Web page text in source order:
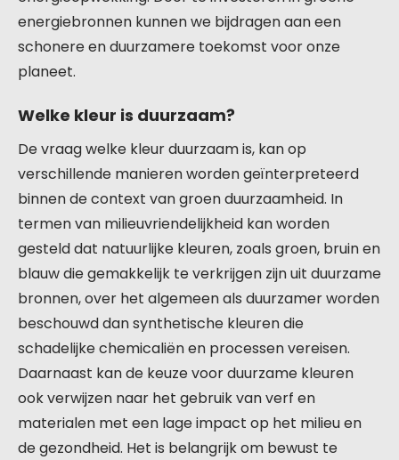
energiebronnen kunnen we bijdragen aan een
schonere en duurzamere toekomst voor onze
planeet.
Welke kleur is duurzaam?
De vraag welke kleur duurzaam is, kan op
verschillende manieren worden geïnterpreteerd
binnen de context van groen duurzaamheid. In
termen van milieuvriendelijkheid kan worden
gesteld dat natuurlijke kleuren, zoals groen, bruin en
blauw die gemakkelijk te verkrijgen zijn uit duurzame
bronnen, over het algemeen als duurzamer worden
beschouwd dan synthetische kleuren die
schadelijke chemicaliën en processen vereisen.
Daarnaast kan de keuze voor duurzame kleuren
ook verwijzen naar het gebruik van verf en
materialen met een lage impact op het milieu en
de gezondheid. Het is belangrijk om bewust te